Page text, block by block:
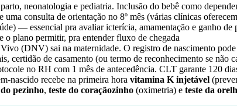
neonatologia e pediatria. Inclusão do bebê como
uma consulta de orientação no 8º mês (várias clínicas
— essencial pra avaliar icterícia, amamentação e ganho de
o plano permitir, pra entender fluxo de chegada
(DNV) sai na maternidade. O registro de nascimento
certidão de casamento (ou termo de reconhecimento se não
no RH com 1 mês de antecedência. CLT garante 120
nascido recebe na primeira hora vitamina K injetável
pezinho, teste do coraçãozinho (oximetria) e teste da